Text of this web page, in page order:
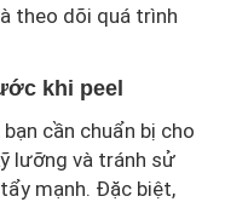
theo dõi quá trình
khi peel
cần chuẩn bị cho
lưỡng và tránh sử
mạnh. Đặc biệt,